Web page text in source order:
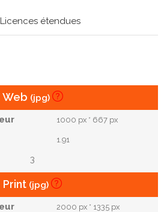
Gourde
Licences étendues
Web (jpg)
1000 px * 667 px
1.91
3
Print (jpg)
2000 px * 1335 px